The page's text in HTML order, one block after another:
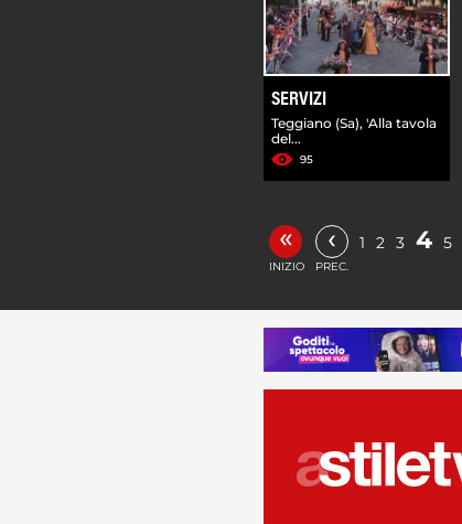
SERVIZI
Teggiano (Sa), 'Alla tavola
del...
95
«
INIZIO
‹
PREC.
1 2 3 4 5